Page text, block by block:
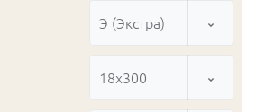
Э (Экстра)
18x300